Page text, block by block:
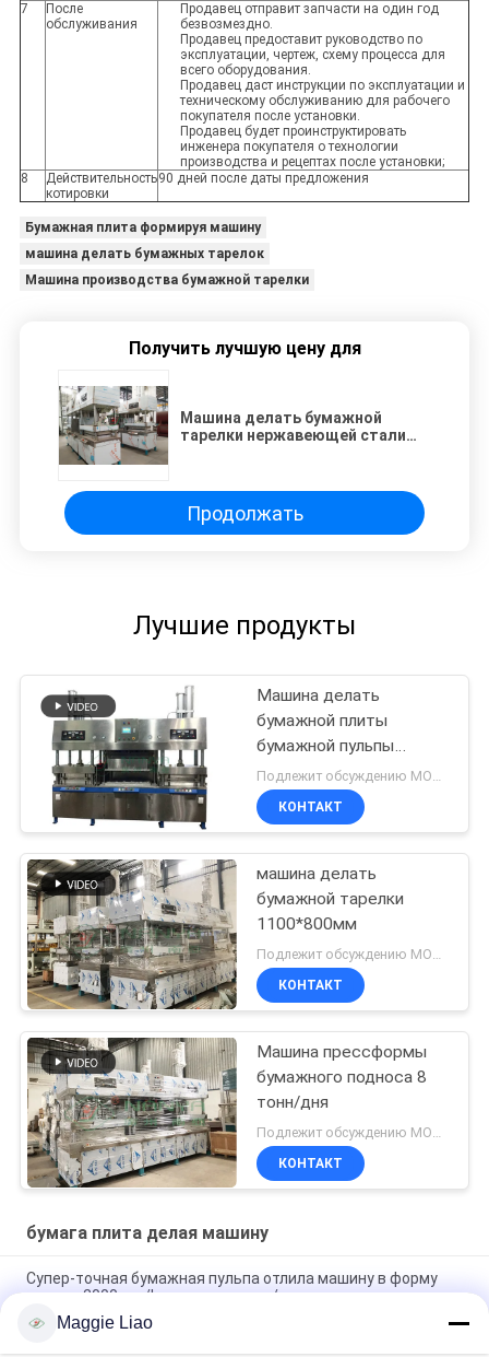
7
После
обслуживания
Продавец отправит запчасти на один год
безвозмездно.
Продавец предоставит руководство по
эксплуатации, чертеж, схему процесса для
всего оборудования.
Продавец даст инструкции по эксплуатации и
техническому обслуживанию для рабочего
покупателя после установки.
Продавец будет проинструктировать
инженера покупателя о технологии
производства и рецептах после установки;
8
Действительность
котировки
90 дней после даты предложения
Бумажная плита формируя машину
машина делать бумажных тарелок
Машина производства бумажной тарелки
Получить лучшую цену для
Машина делать бумажной
тарелки нержавеющей стали
Продолжать
Лучшие продукты
Машина делать
бумажной плиты
бумажной пульпы
большой емкости
отливая в форму -
Thermoforming
Подлежит обсуждению MOQ:1SET
КОНТАКТ
машина делать
бумажной тарелки
1100*800мм
КОНТАКТ
Машина прессформы
бумажного подноса 8
тонн/дня
КОНТАКТ
бумага плита делая машину
Супер-точная бумажная пульпа отлила машину в форму
делать 2000pcs/h машины плиты/плиты
Maggie Liao